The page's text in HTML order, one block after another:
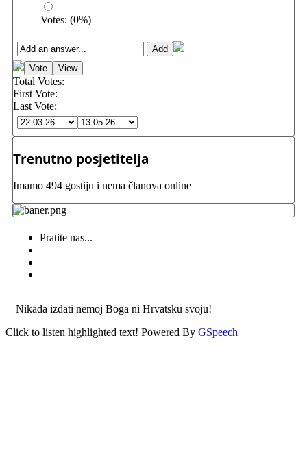
Votes: (0%)
Total Votes:
First Vote:
Last Vote:
Trenutno posjetitelja
Imamo 494 gostiju i nema članova online
Pratite nas...
Nikada izdati nemoj Boga ni Hrvatsku svoju!
Click to listen highlighted text! Powered By GSpeech